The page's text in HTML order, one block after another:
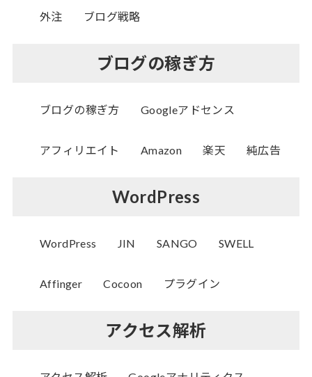
外注 ブログ戦略
ブログの稼ぎ方
ブログの稼ぎ方 Googleアドセンス
アフィリエイト Amazon 楽天 純広告
WordPress
WordPress JIN SANGO SWELL
Affinger Cocoon プラグイン
アクセス解析